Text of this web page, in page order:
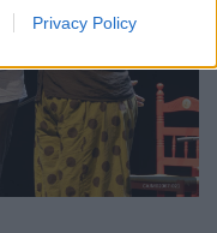
Privacy Policy